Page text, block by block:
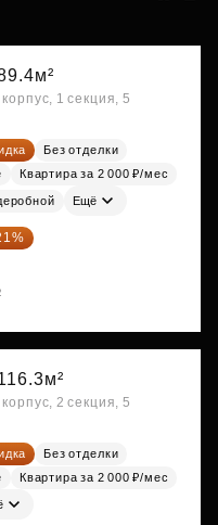
1 секция, 5
Без отделки
Квартира за 2 000 ₽/мес
Ещё
2 секция, 5
Без отделки
Квартира за 2 000 ₽/мес